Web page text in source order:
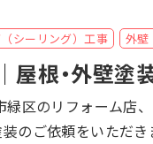
シーリング）工事 外壁
根・外壁塗
た。 誠にありがとうございます！ 外壁